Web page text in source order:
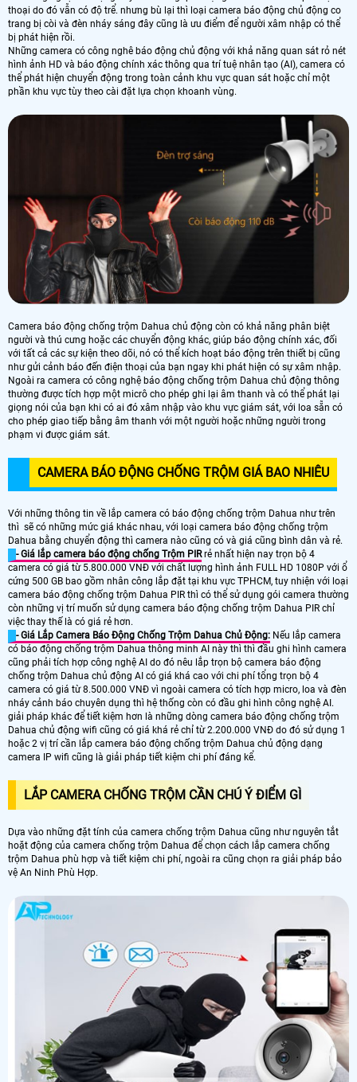
thoại do đó vẫn có độ trể. nhưng bù lại thì loại camera báo động chủ động co
trang bị còi và đèn nháy sáng đây cũng là ưu điểm để người xâm nhập có thể
bị phát hiện rồi.
Những camera có công nghê báo động chủ động với khả năng quan sát rỏ nét
hình ảnh HD và báo động chính xác thông qua trí tuệ nhân tạo (AI), camera có
thể phát hiện chuyển động trong toàn cảnh khu vực quan sát hoặc chỉ một
phần khu vực tùy theo cài đặt lựa chọn khoanh vùng.
Camera báo động chống trộm Dahua chủ động còn có khả năng phân biệt
người và thú cưng hoặc các chuyển động khác, giúp báo động chính xác, đối
với tất cả các sự kiện theo dõi, nó có thể kích hoạt báo động trên thiết bị cũng
như gửi cảnh báo đến điện thoại của bạn ngay khi phát hiện có sự xâm nhập.
Ngoài ra camera có công nghệ báo động chống trộm Dahua chủ động thông
thường được tích hợp một micrô cho phép ghi lại âm thanh và có thể phát lại
giọng nói của bạn khi có ai đó xâm nhập vào khu vực giám sát, với loa sẵn có
cho phép giao tiếp bằng âm thanh với một người hoặc những người trong
phạm vi được giám sát.
CAMERA BÁO ĐỘNG CHỐNG TRỘM GIÁ BAO NHIÊU
Với những thông tin về lắp camera có báo động chống trộm Dahua như trên
thì sẽ có những mức giá khác nhau, với loại camera báo động chống trộm
Dahua bằng chuyển động thì camera nào cũng có và giá cũng bình dân và rẻ.
- Giá lắp camera báo động chống Trộm PIRrẻ nhất hiện nay trọn bộ 4
camera có giá từ 5.800.000 VNĐ với chất lượng hình ảnh FULL HD 1080P với ổ
cứng 500 GB bao gồm nhân công lắp đặt tại khu vực TPHCM, tuy nhiện với loại
camera báo động chống trộm Dahua PIR thì có thể sử dụng gói camera thường
còn những vị trí muốn sử dụng camera báo động chống trộm Dahua PIR chỉ
việc thay thế là có giá rẻ hơn.
- Giá Lắp Camera Báo Động Chống Trộm Dahua Chủ Động: Nếu lắp camera
có báo động chống trộm Dahua thông minh AI này thì thì đầu ghi hình camera
cũng phải tích hợp công nghệ AI do đó nêu lắp trọn bộ camera báo động
chống trộm Dahua chủ động AI có giá khá cao với chi phí tổng trọn bộ 4
camera có giá từ 8.500.000 VNĐ vì ngoài camera có tích hợp micro, loa và đèn
nháy cảnh báo chuyên dụng thì hệ thống còn có đầu ghi hình công nghệ AI.
giải pháp khác để tiết kiệm hơn là những dòng camera báo động chống trộm
Dahua chủ động wifi cũng có giá khá rẻ chỉ từ 2.200.000 VNĐ do đó sử dụng 1
hoặc 2 vị trí cần lắp camera báo động chống trộm Dahua chủ động dạng
camera IP wifi cũng là giải pháp tiết kiệm chi phí đáng kể.
LẮP CAMERA CHỐNG TRỘM CẦN CHÚ Ý ĐIỂM GÌ
Dựa vào những đặt tính của camera chống trộm Dahua cũng như nguyên tắt
hoặt động của camera chống trộm Dahua để chọn cách lắp camera chống
trộm Dahua phù hợp và tiết kiệm chi phí, ngoài ra cũng chọn ra giải pháp bảo
vệ An Ninh Phù Hợp.